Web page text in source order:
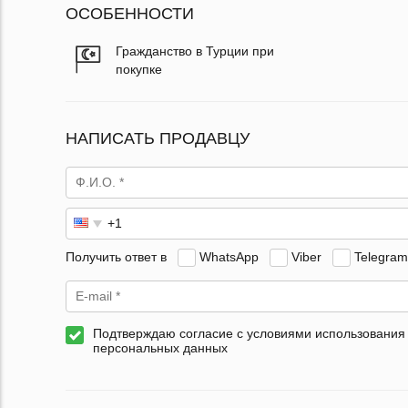
ОСОБЕННОСТИ
Гражданство в Турции при
покупке
НАПИСАТЬ ПРОДАВЦУ
Получить ответ в WhatsApp Viber Telegram
Подтверждаю согласие с условиями использования
персональных данных